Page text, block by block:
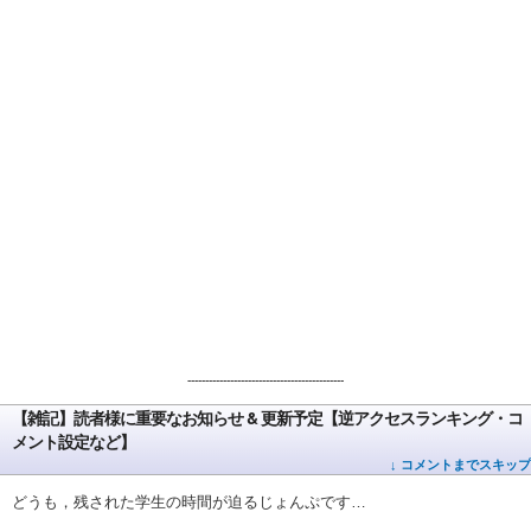
--------------------------------------------
【雑記】読者様に重要なお知らせ & 更新予定【逆アクセスランキング・コ
メント設定など】
↓ コメントまでスキップ
どうも，残された学生の時間が迫るじょんぷです…